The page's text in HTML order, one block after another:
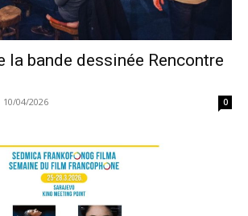
la bande dessinée Rencontre
10/04/2026 0